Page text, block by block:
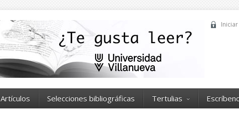
Artículos Selecciones bibliográficas Tertulias